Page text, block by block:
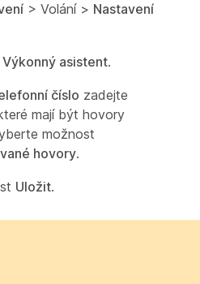
> Volání > Nastavení
Výkonný asistent.
číslo zadejte
mají být hovory
možnost
hovory.
Uložit.